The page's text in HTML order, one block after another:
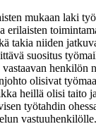
mukaan laki
erilaisten
takia niiden
suositus
henkilön
olisivat
heillä olisi taito
työtahdin
vastuuhenkilölle.